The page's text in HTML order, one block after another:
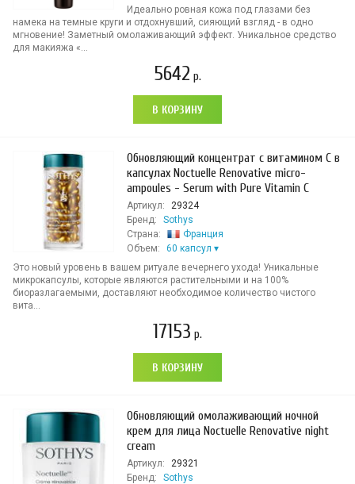
Идеально ровная кожа под глазами без
намека на темные круги и отдохнувший, сияющий взгляд - в одно
мгновение! Заметный омолаживающий эффект. Уникальное средство
для макияжа «...
5642 р.
В КОРЗИНУ
Обновляющий концентрат с витамином C в
капсулах Noctuelle Renovative micro-
ampoules - Serum with Pure Vitamin C
Артикул:
29324
Бренд:
Sothys
Страна:
Франция
Объем:
60 капсул
Это новый уровень в вашем ритуале вечернего ухода! Уникальные
микрокапсулы, которые являются растительными и на 100%
биоразлагаемыми, доставляют необходимое количество чистого
вита...
17153 р.
В КОРЗИНУ
Обновляющий омолаживающий ночной
крем для лица Noctuelle Renovative night
cream
Артикул:
29321
Бренд:
Sothys